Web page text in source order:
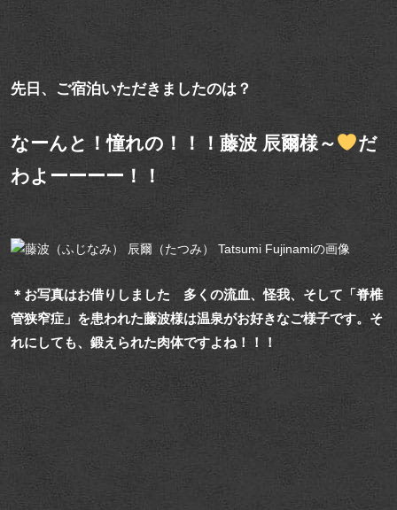
先日、ご宿泊いただきましたのは？
なーんと！憧れの！！！ 藤波 辰爾様～
だ
わよーーーー！！
＊お写真はお借りしました 多くの流血、怪我、そして「脊椎
管狭窄症」を患われた藤波様は温泉がお好きなご様子です。そ
れにしても、鍛えられた肉体ですよね！！！